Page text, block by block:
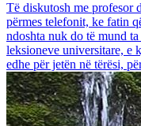
Të diskutosh me profesor
përmes telefonit, ke fatin
ndoshta nuk do të mund
leksioneve universitare, e
edhe për jetën në tërësi,